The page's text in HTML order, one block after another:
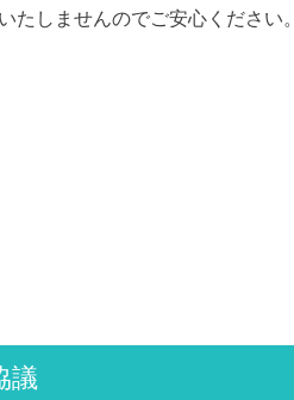
たしませんのでご安心ください。
議